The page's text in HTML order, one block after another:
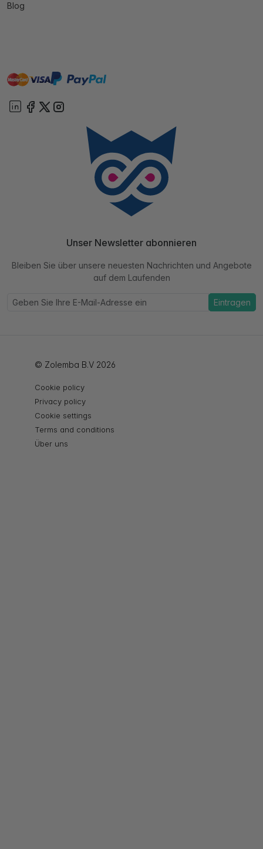
Blog
mastervisa paypal
Unser Newsletter abonnieren
Bleiben Sie über unsere neuesten Nachrichten und Angebote
auf dem Laufenden
Eintragen
© Zolemba B.V 2026
Cookie policy
Privacy policy
Cookie settings
Terms and conditions
Über uns